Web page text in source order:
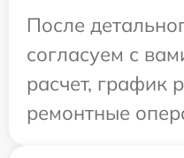
После
согласуем с
расчет, график
ремонтные